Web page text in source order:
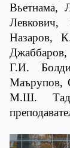
Вьетнама,
Назаров,
Г.И.
Маърупов,
М.Ш.